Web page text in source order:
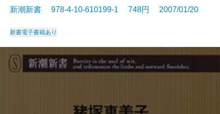
新潮新書 978-4-10-610199-1 748円 2007/01/20
新書電子書籍あり